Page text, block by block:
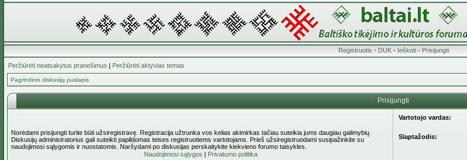
Registruotis • DUK• Ieškoti• Prisijungti
Peržiūrėti neatsakytus pranešimus | Peržiūrėti aktyvias temas
Pagrindinis diskusijų puslapis
Prisijungti
Norėdami prisijungti turite būti užsiregistravę. Registracija užtrunka vos kelias akimirkas tačiau suteikia jums daugiau galimybių.
Diskusijų administratorius gali suteikti papildomas teises registruotiems vartotojams. Prieš užsiregistruodami susipažinkite su
naudojimosi sąlygomis ir nuostatomis. Naršydami po diskusijas perskaitykite kiekvieno forumo taisykles.
Naudojimosi sąlygos | Privatumo politika
Vartotojo vardas:
Slaptažodis: